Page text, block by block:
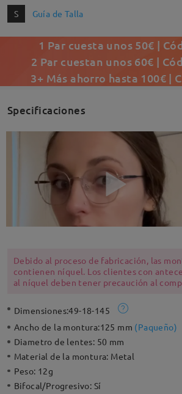
S Guía de Talla
1 Par cuesta unos 50€ |
2 Par cuestan unos 60€ |
3+ Más ahorro hasta 100€ |
Specificaciones
Debido al proceso de fabricación, las
contienen níquel. Los clientes con
al níquel deben tener precaución al
Dimensiones:49-18-145
Ancho de la montura:125 mm (Paqueño)
Diametro de lentes: 50 mm
Material de la montura: Metal
Peso: 12g
Bifocal/Progresivo: Sí